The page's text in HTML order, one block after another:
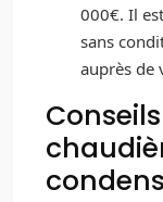
000€. Il
sans
auprès de